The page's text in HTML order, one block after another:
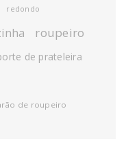
redondo
roupeiro
de prateleira
de roupeiro